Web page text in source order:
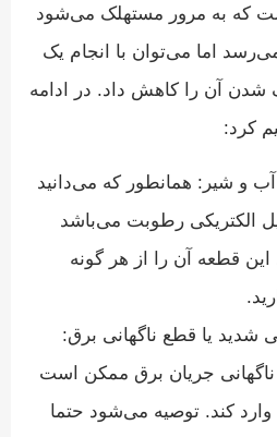
که به مرور مستهلک می‌شود
اما می‌توان با انجام یک
شدن آن را کاهش داد. در ادامه
کرد:
آب و شیر: همانطور که می‌دانید
الکتریکی رطوبت می‌باشد
این قطعه آن را از هر گونه
شدید یا قطع ناگهانی برق:
ناگهانی جریان برق ممکن است
کند. توصیه می‌شود حتما